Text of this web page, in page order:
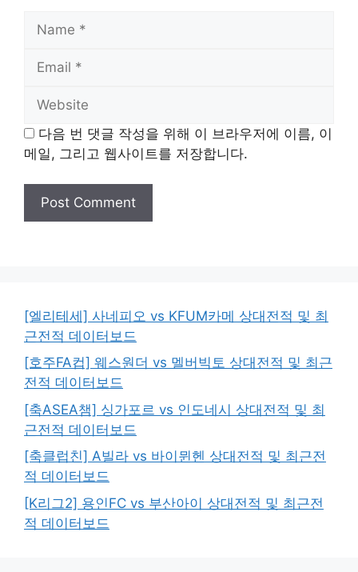
다음 번 댓글 작성을 위해 이 브라우저에 이름, 이
메일, 그리고 웹사이트를 저장합니다.
[엘리테세] 사네피오 vs KFUM카메 상대전적 및 최
근전적 데이터보드
[호주FA컵] 웨스원더 vs 멜버빅토 상대전적 및 최근
전적 데이터보드
[축ASEA챔] 싱가포르 vs 인도네시 상대전적 및 최
근전적 데이터보드
[축클럽친] A빌라 vs 바이뮌헨 상대전적 및 최근전
적 데이터보드
[K리그2] 용인FC vs 부산아이 상대전적 및 최근전
적 데이터보드